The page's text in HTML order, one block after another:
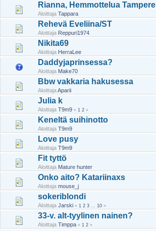
Rianna, Hemmottelua Tampere
Aloittaja Tappara
Rehevä Eveliina/ST
Aloittaja Reppuri1974
Nikita69
Aloittaja HerraLee
Daddyjaprinsessa?
Aloittaja Make70
Bbw vakkaria hakusessa
AloittajaAparii
Julia k
Aloittaja T9m9 « 1 2 »
Keneltä suihinotto
Aloittaja T9m9
Love pusy
Aloittaja T9m9
Fit tyttö
Aloittaja Mature hunter
Onko aito? Katariinaxs
Aloittaja mouse_j
sokeriblondi
Aloittaja Jarski « 1 2 3 ... 10 »
33-v. alt-tyylinen nainen?
Aloittaja Timppa « 1 2 »